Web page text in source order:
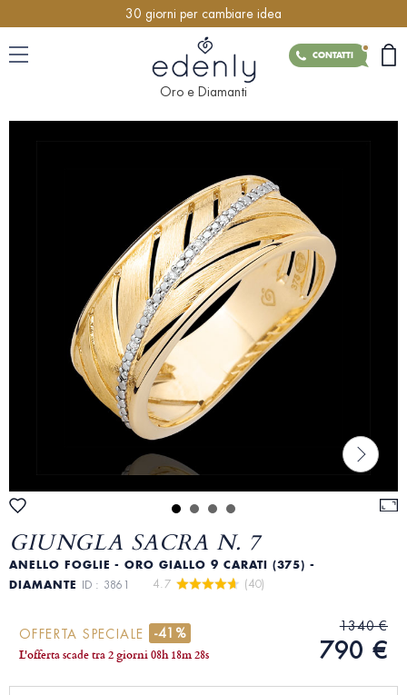
30 giorni per cambiare idea
CONTATTI
Oro e Diamanti
GIUNGLA SACRA N. 7
ANELLO FOGLIE - ORO GIALLO 9 CARATI (375) -
DIAMANTE ID : 3861 4.7 (40)
OFFERTA SPECIALE
-41%
L'offerta scade tra2 giorni 08h 18m26s
1340 €
790 €